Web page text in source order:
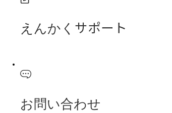
えんかくサポート
お問い合わせ